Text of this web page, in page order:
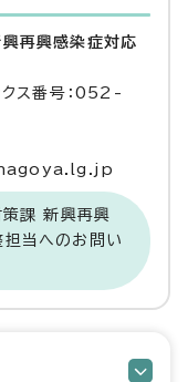
再興感染症対応
ス番号：052-
課 新興再興
当へのお問い